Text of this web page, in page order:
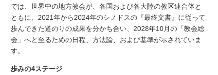
では、世界中の地方教会が、各国および各大陸の教区連合体と
ともに、2021年から2024年のシノドスの『最終文書』に従って
歩んできた道のりの成果を分かち合い、2028年10月の「教会総
会」へと至るための日程、方法論、および基準が示されていま
す。
歩みの4ステージ